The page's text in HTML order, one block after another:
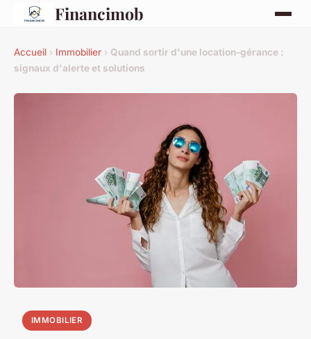
Financimob
Accueil › Immobilier › Quand sortir d'une location-gérance :
signaux d'alerte et solutions
IMMOBILIER